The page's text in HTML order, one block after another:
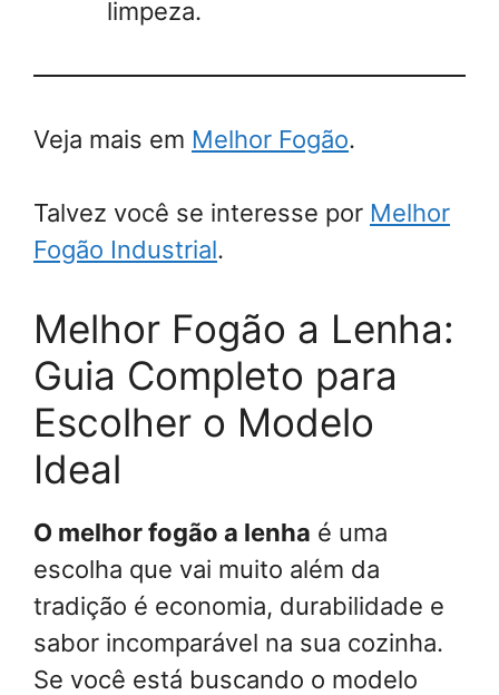
limpeza.
Veja mais em Melhor Fogão.
Talvez você se interesse por Melhor
Fogão Industrial.
Melhor Fogão a Lenha:
Guia Completo para
Escolher o Modelo
Ideal
O melhor fogão a lenha é uma
escolha que vai muito além da
tradição é economia, durabilidade e
sabor incomparável na sua cozinha.
Se você está buscando o modelo